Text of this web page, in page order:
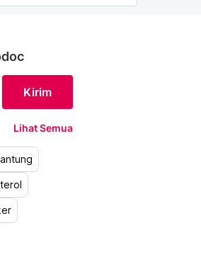
Kirim
Lihat Semua